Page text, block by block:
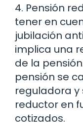
4. Pensión
tener en
jubilación
implica una
de la
pensión se
reguladora y
reductor en
cotizados.